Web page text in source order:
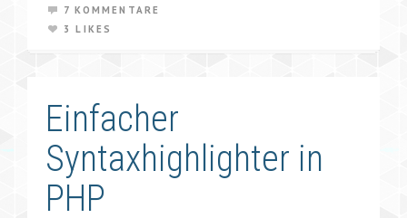
7 KOMMENTARE
3 LIKES
Einfacher
Syntaxhighlighter in
PHP